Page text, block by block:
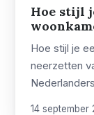
Hoe stijl
Hoe stijl je
neerzetten
14 september